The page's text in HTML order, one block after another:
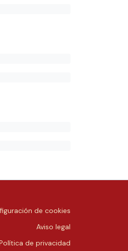
de cookies
Aviso legal
de privacidad